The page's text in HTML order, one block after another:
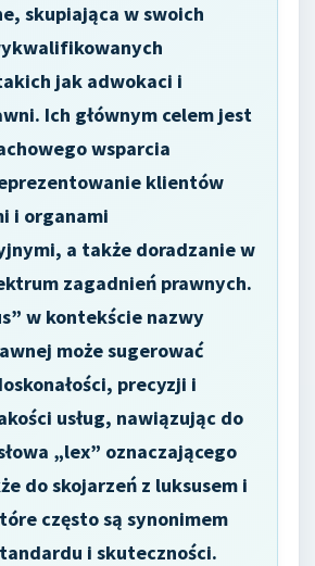
skupiająca w swoich
jak adwokaci i
Ich głównym celem jest
wsparcia
klientów
i organami
a także doradzanie w
zagadnień prawnych.
w kontekście nazwy
może sugerować
precyzji i
usług, nawiązując do
„lex” oznaczającego
do skojarzeń z luksusem i
często są synonimem
i skuteczności.